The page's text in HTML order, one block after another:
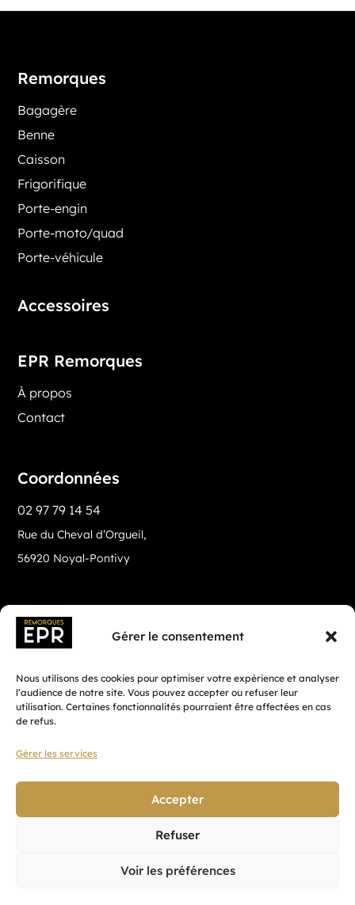
Gérer le consentement
Nous utilisons des cookies pour optimiser votre expérience et analyser
l’audience de notre site. Vous pouvez accepter ou refuser leur
utilisation. Certaines fonctionnalités pourraient être affectées en cas
de refus.
Gérer les services
Accepter
Refuser
Voir les préférences
Remorques
Bagagère
Benne
Caisson
Frigorifique
Porte-engin
Porte-moto/quad
Porte-véhicule
Accessoires
EPR Remorques
À propos
Contact
Coordonnées
02 97 79 14 54
Rue du Cheval d’Orgueil,
56920 Noyal-Pontivy